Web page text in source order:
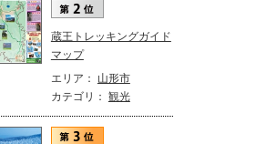
蔵王トレッキングガイド
マップ
エリア： 山形市
カテゴリ： 観光